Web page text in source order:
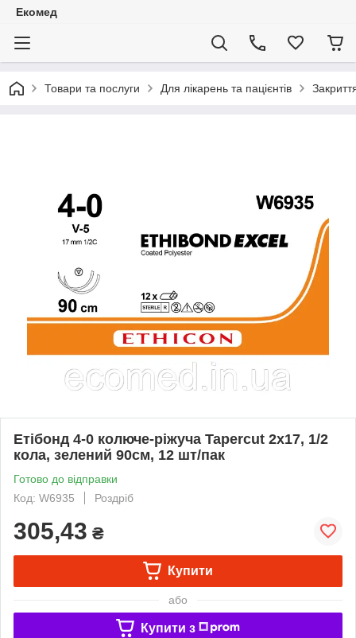
Екомед
Товари та послуги Для лікарень та пацієнтів
Етібонд 4-0 колюче-ріжуча Tapercut 2х17, 1/2
кола, зелений 90см, 12 шт/пак
Готово до відправки
Код: W6935
Роздріб
305,43 ₴
Купити
або
Купити з